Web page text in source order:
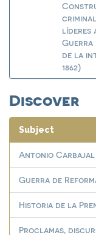
líderes
Guerra
de la
1862)
Discover
Subject
Antonio Carbajal
Guerra de
Historia de la
Proclamas,